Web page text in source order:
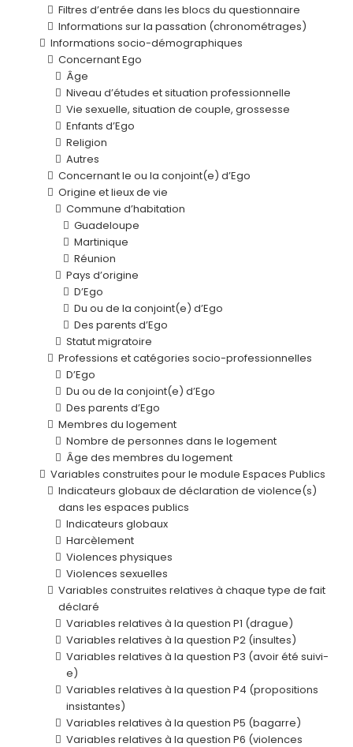
Filtres d’entrée dans les blocs du questionnaire
Informations sur la passation (chronométrages)
Informations socio-démographiques
Concernant Ego
Âge
Niveau d’études et situation professionnelle
Vie sexuelle, situation de couple, grossesse
Enfants d’Ego
Religion
Autres
Concernant le ou la conjoint(e) d’Ego
Origine et lieux de vie
Commune d’habitation
Guadeloupe
Martinique
Réunion
Pays d’origine
D’Ego
Du ou de la conjoint(e) d’Ego
Des parents d’Ego
Statut migratoire
Professions et catégories socio-professionnelles
D’Ego
Du ou de la conjoint(e) d’Ego
Des parents d’Ego
Membres du logement
Nombre de personnes dans le logement
Âge des membres du logement
Variables construites pour le module Espaces Publics
Indicateurs globaux de déclaration de violence(s)
dans les espaces publics
Indicateurs globaux
Harcèlement
Violences physiques
Violences sexuelles
Variables construites relatives à chaque type de fait
déclaré
Variables relatives à la question P1 (drague)
Variables relatives à la question P2 (insultes)
Variables relatives à la question P3 (avoir été suivi-
e)
Variables relatives à la question P4 (propositions
insistantes)
Variables relatives à la question P5 (bagarre)
Variables relatives à la question P6 (violences